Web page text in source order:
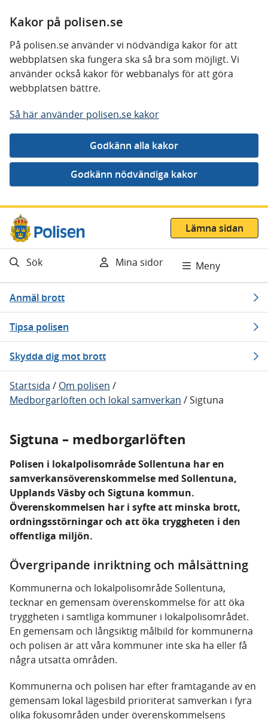
Kakor på polisen.se
På polisen.se använder vi nödvändiga kakor för att
webbplatsen ska fungera ska så bra som möjligt. Vi
använder också kakor för webbanalys för att göra
webbplatsen bättre.
Så här använder polisen.se kakor
Gå direkt till innehåll
Lämna sidan
Sök Mina sidor Meny
Anmäl brott
Tipsa polisen
Skydda dig mot brott
Startsida / Om polisen /
Medborgarlöften och lokal samverkan /Sigtuna
Sigtuna – medborgarlöften
Polisen i lokalpolisområde Sollentuna har en
samverkansöverenskommelse med Sollentuna,
Upplands Väsby och Sigtuna kommun.
Överenskommelsen har i syfte att minska brott,
ordningsstörningar och att öka tryggheten i den
offentliga miljön.
Övergripande inriktning och målsättning
Kommunerna och lokalpolisområde Sollentuna,
tecknar en gemensam överenskommelse för att öka
tryggheten i samtliga kommuner i lokalpolisområdet.
En gemensam och långsiktig målbild för kommunerna
och polisen är att våra kommuner inte ska ha eller få
några utsatta områden.
Kommunerna och polisen har efter framtagande av en
gemensam lokal lägesbild prioriterat samverkan i fyra
olika fokusområden under överenskommelsens